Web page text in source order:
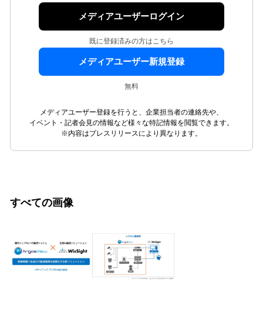
メディアユーザーログイン
既に登録済みの方はこちら
メディアユーザー新規登録
無料
メディアユーザー登録を行うと、企業担当者の連絡先や、
イベント・記者会見の情報など様々な特記情報を閲覧できます。
※内容はプレスリリースにより異なります。
すべての画像